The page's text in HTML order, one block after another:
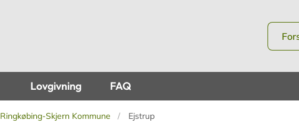
Lovgivning FAQ
Ringkøbing-Skjern Kommune Ejstrup